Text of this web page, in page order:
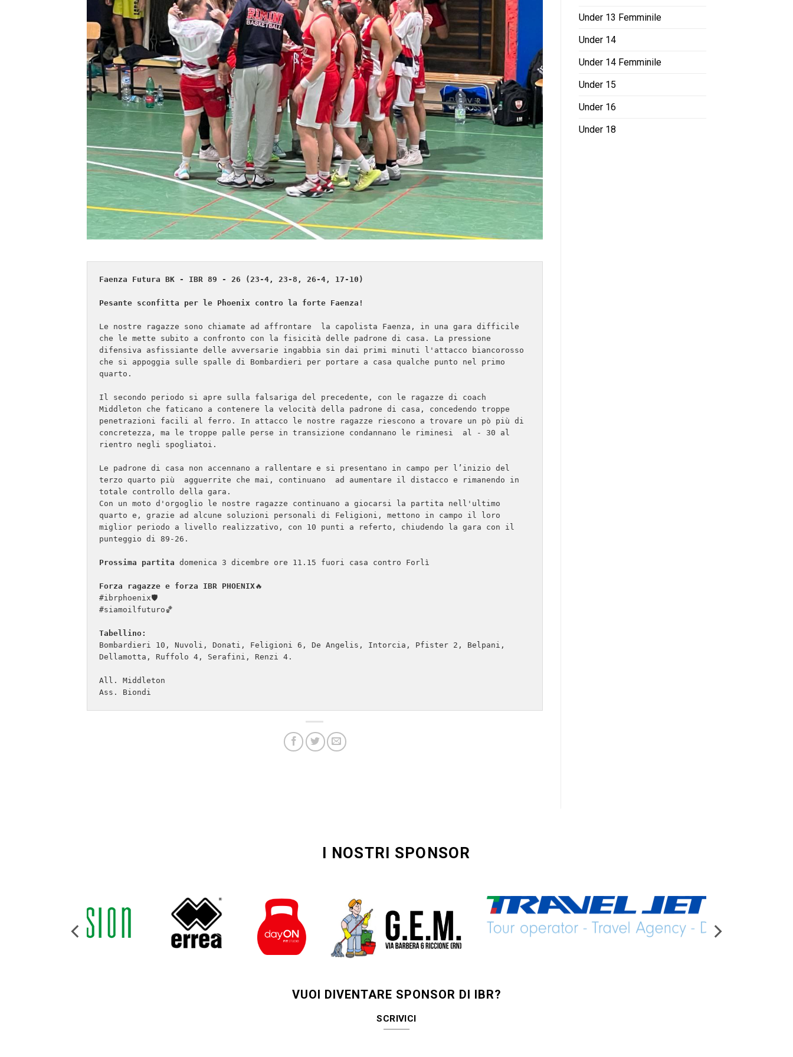
Faenza Futura BK - IBR 89 - 26 (23-4, 23-8, 26-4, 17-10)
Le nostre ragazze sono chiamate ad affrontare  la capolista Faenza, in una gara difficile
che le mette subito a confronto con la fisicità delle padrone di casa. La pressione
difensiva asfissiante delle avversarie ingabbia sin dai primi minuti l'attacco biancorosso
che si appoggia sulle spalle di Bombardieri per portare a casa qualche punto nel primo
quarto.
Il secondo periodo si apre sulla falsariga del precedente, con le ragazze di coach
Middleton che faticano a contenere la velocità della padrone di casa, concedendo troppe
penetrazioni facili al ferro. In attacco le nostre ragazze riescono a trovare un pò più di
concretezza, ma le troppe palle perse in transizione condannano le riminesi  al - 30 al
rientro negli spogliatoi.
Le padrone di casa non accennano a rallentare e si presentano in campo per l’inizio del
terzo quarto più  agguerrite che mai, continuano  ad aumentare il distacco e rimanendo in
totale controllo della gara.
Con un moto d'orgoglio le nostre ragazze continuano a giocarsi la partita nell'ultimo
quarto e, grazie ad alcune soluzioni personali di Feligioni, mettono in campo il loro
miglior periodo a livello realizzativo, con 10 punti a referto, chiudendo la gara con il
punteggio di 89-26.
Prossima partita domenica 3 dicembre ore 11.15 fuori casa contro Forlì
Forza ragazze e forza IBR PHOENIX🔥
#ibrphoenix🛡
#siamoilfuturo🏀
Tabellino:
Bombardieri 10, Nuvoli, Donati, Feligioni 6, De Angelis, Intorcia, Pfister 2, Belpani,
Dellamotta, Ruffolo 4, Serafini, Renzi 4.
All. Middleton
Ass. Biondi
Under 13 Femminile
Under 14
Under 14 Femminile
Under 15
Under 16
Under 18
I NOSTRI SPONSOR
VUOI DIVENTARE SPONSOR DI IBR?
SCRIVICI